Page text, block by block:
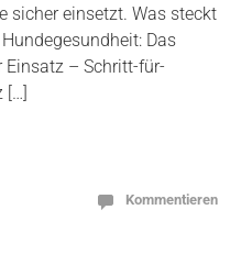
sicher einsetzt. Was steckt
Das
Einsatz – Schritt-für-
Kommentieren